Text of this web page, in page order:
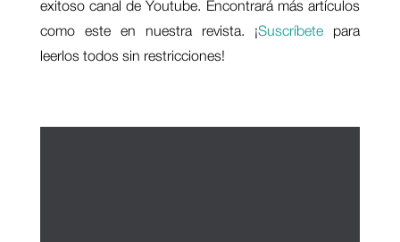
exitoso canal de Youtube. Encontrará más artículos
como este en nuestra revista. ¡Suscríbete para
leerlos todos sin restricciones!